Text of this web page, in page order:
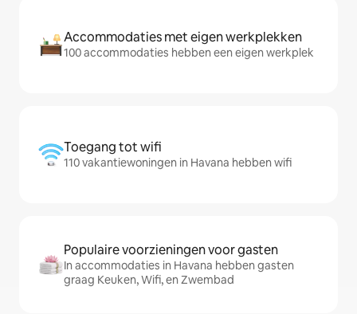
Accommodaties met eigen werkplekken
100 accommodaties hebben een eigen werkplek
Toegang tot wifi
110 vakantiewoningen in Havana hebben wifi
Populaire voorzieningen voor gasten
In accommodaties in Havana hebben gasten
graag Keuken, Wifi, en Zwembad